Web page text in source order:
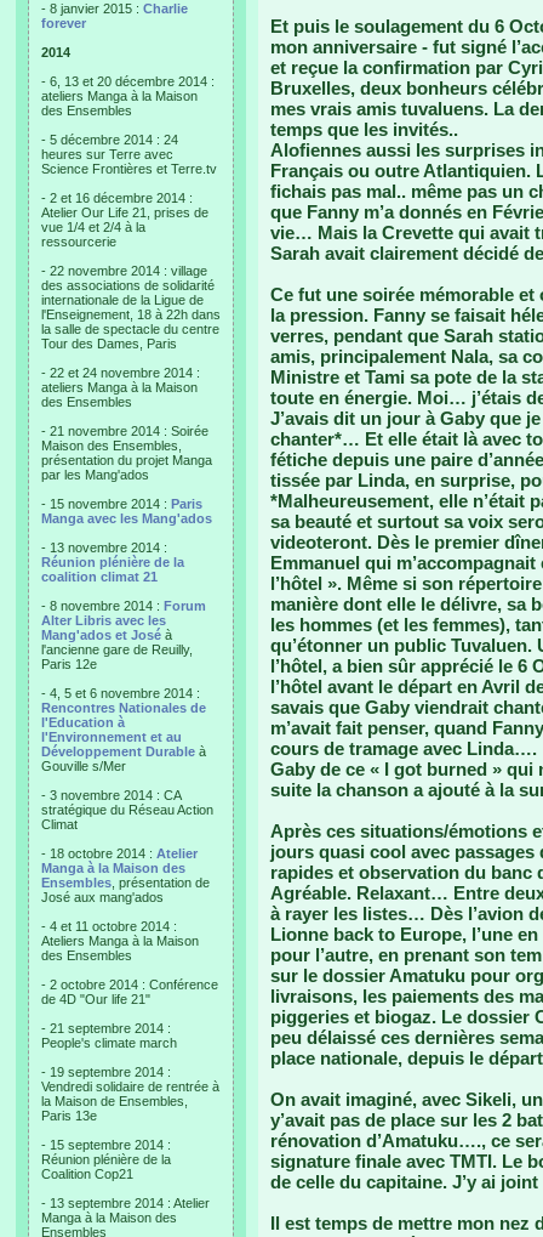
- 8 janvier 2015 : Charlie
forever
2014
- 6, 13 et 20 décembre 2014 :
ateliers Manga à la Maison
des Ensembles
- 5 décembre 2014 : 24
heures sur Terre avec
Science Frontières et Terre.tv
- 2 et 16 décembre 2014 :
Atelier Our Life 21, prises de
vue 1/4 et 2/4 à la
ressourcerie
- 22 novembre 2014 : village
des associations de solidarité
internationale de la Ligue de
l'Enseignement, 18 à 22h dans
la salle de spectacle du centre
Tour des Dames, Paris
- 22 et 24 novembre 2014 :
ateliers Manga à la Maison
des Ensembles
- 21 novembre 2014 : Soirée
Maison des Ensembles,
présentation du projet Manga
par les Mang'ados
- 15 novembre 2014 : Paris
Manga avec les Mang'ados
- 13 novembre 2014 :
Réunion plénière de la
coalition climat 21
- 8 novembre 2014 : Forum
Alter Libris avec les
Mang'ados et José à
l'ancienne gare de Reuilly,
Paris 12e
- 4, 5 et 6 novembre 2014 :
Rencontres Nationales de
l'Education à
l'Environnement et au
Développement Durable à
Gouville s/Mer
- 3 novembre 2014 : CA
stratégique du Réseau Action
Climat
- 18 octobre 2014 : Atelier
Manga à la Maison des
Ensembles , présentation de
José aux mang'ados
- 4 et 11 octobre 2014 :
Ateliers Manga à la Maison
des Ensembles
- 2 octobre 2014 : Conférence
de 4D "Our life 21"
- 21 septembre 2014 :
People's climate march
- 19 septembre 2014 :
Vendredi solidaire de rentrée à
la Maison de Ensembles,
Paris 13e
- 15 septembre 2014 :
Réunion plénière de la
Coalition Cop21
- 13 septembre 2014 : Atelier
Manga à la Maison des
Ensembles
Et puis le soulagement du 6
mon anniversaire - fut signé
et reçue la confirmation par
Bruxelles, deux bonheurs
mes vrais amis tuvaluens. La
temps que les invités..
Alofiennes aussi les surprises
Français ou outre Atlantiquien.
fichais pas mal.. même pas un
que Fanny m’a donnés en
vie… Mais la Crevette qui avait
Sarah avait clairement décidé
Ce fut une soirée mémorable
la pression. Fanny se faisait
verres, pendant que Sarah
amis, principalement Nala, sa
Ministre et Tami sa pote de la
toute en énergie. Moi… j’étais
J’avais dit un jour à Gaby que
chanter*… Et elle était là avec
fétiche depuis une paire
tissée par Linda, en surprise,
*Malheureusement, elle n’était
sa beauté et surtout sa voix
videoteront. Dès le premier
Emmanuel qui
l’hôtel ». Même si son
manière dont elle le délivre, sa
les hommes (et les femmes),
qu’étonner un public
l’hôtel, a bien sûr apprécié le 6
l’hôtel avant le départ en Avril
savais que Gaby viendrait
m’avait fait penser, quand
cours de tramage avec
Gaby de ce « I got burned »
suite la chanson a ajouté à la
Après ces situations/émotions
jours quasi cool avec
rapides et observation du banc
Agréable. Relaxant… Entre
à rayer les listes… Dès l’avion
Lionne back to Europe, l’une en
pour l’autre, en prenant son
sur le dossier Amatuku pour
livraisons, les paiements des
piggeries et biogaz. Le dossier
peu délaissé ces dernières
place nationale, depuis le
On avait imaginé, avec Sikeli,
y’avait pas de place sur les 2
rénovation d’Amatuku…., ce
signature finale avec TMTI. Le
de celle du capitaine. J’y ai
Il est temps de mettre mon nez